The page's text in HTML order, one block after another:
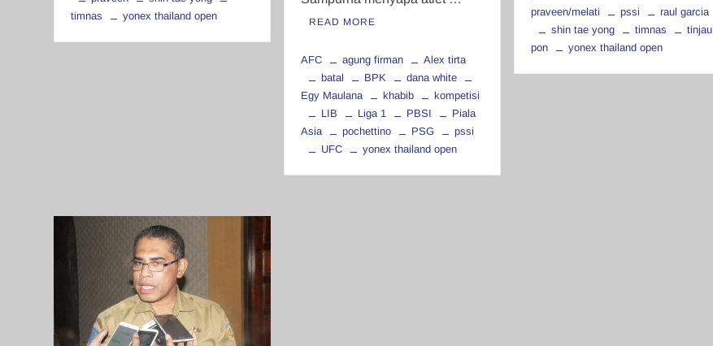
timnas
yonex thailand open
READ MORE
AFC agung firman
Alex tirta
batal
BPK
dana white
Egy Maulana
khabib
kompetisi
LIB
Liga 1 PBSI
Piala
Asia
pochettino PSG
pssi
UFC
yonex thailand open
praveen/melati
pssi
raul garcia
shin tae yong
timnas
tinjau
pon
yonex thailand open